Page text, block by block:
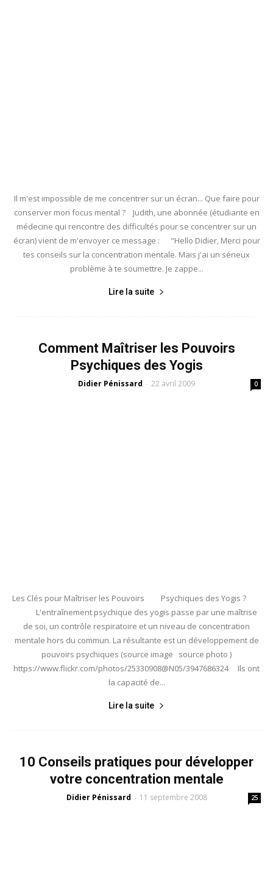
Il m'est impossible de me concentrer sur un écran... Que faire pour
conserver mon focus mental ? Judith, une abonnée (étudiante en
médecine qui rencontre des difficultés pour se concentrer sur un
écran) vient de m'envoyer ce message : "Hello Didier, Merci pour
tes conseils sur la concentration mentale. Mais j'ai un sérieux
problème à te soumettre. Je zappe...
Lire la suite
Comment Maîtriser les Pouvoirs
Psychiques des Yogis
Didier Pénissard - 22 avril 2009 0
Les Clés pour Maîtriser les Pouvoirs Psychiques des Yogis ?
L'entraînement psychique des yogis passe par une maîtrise
de soi, un contrôle respiratoire et un niveau de concentration
mentale hors du commun. La résultante est un développement de
pouvoirs psychiques (source image source photo )
https://www.flickr.com/photos/25330908@N05/3947686324 Ils ont
la capacité de...
Lire la suite
10 Conseils pratiques pour développer
votre concentration mentale
Didier Pénissard - 11 septembre 2008 25